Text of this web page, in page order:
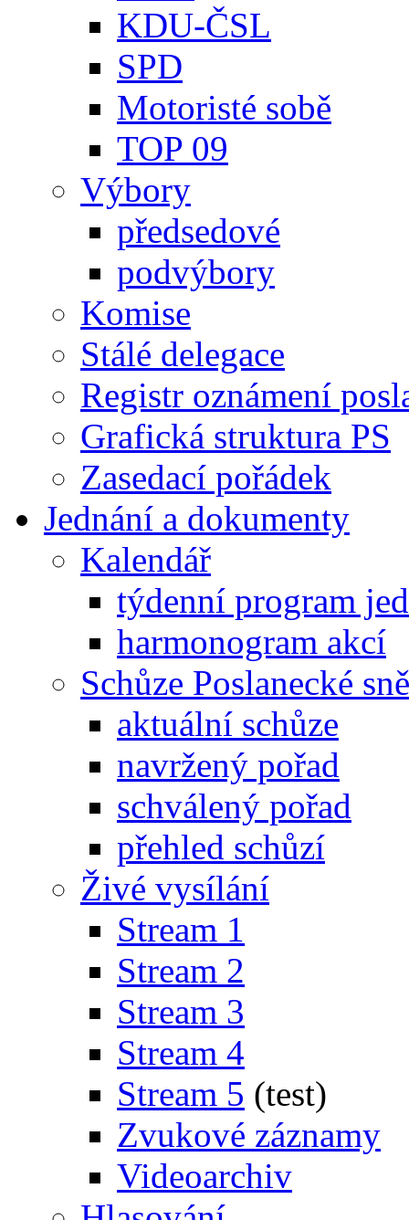
KDU-ČSL
SPD
Motoristé sobě
TOP 09
Výbory
předsedové
podvýbory
Komise
Stálé delegace
Registr oznámení
Grafická struktura PS
Zasedací pořádek
Jednání a dokumenty
Kalendář
týdenní program
harmonogram akcí
Schůze Poslanecké
aktuální schůze
navržený pořad
schválený pořad
přehled schůzí
Živé vysílání
Stream 1
Stream 2
Stream 3
Stream 4
Stream 5 (test)
Zvukové záznamy
Videoarchiv